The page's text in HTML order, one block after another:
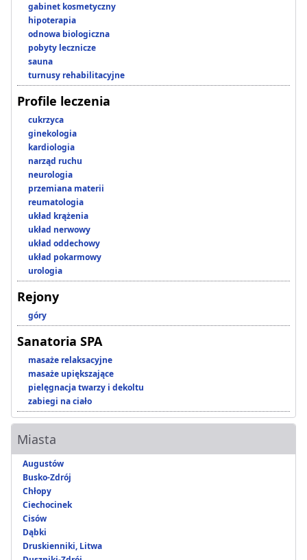
gabinet kosmetyczny
hipoterapia
odnowa biologiczna
pobyty lecznicze
sauna
turnusy rehabilitacyjne
Profile leczenia
cukrzyca
ginekologia
kardiologia
narząd ruchu
neurologia
przemiana materii
reumatologia
układ krążenia
układ nerwowy
układ oddechowy
układ pokarmowy
urologia
Rejony
góry
Sanatoria SPA
masaże relaksacyjne
masaże upiększające
pielęgnacja twarzy i dekoltu
zabiegi na ciało
Miasta
Augustów
Busko-Zdrój
Chłopy
Ciechocinek
Cisów
Dąbki
Druskienniki, Litwa